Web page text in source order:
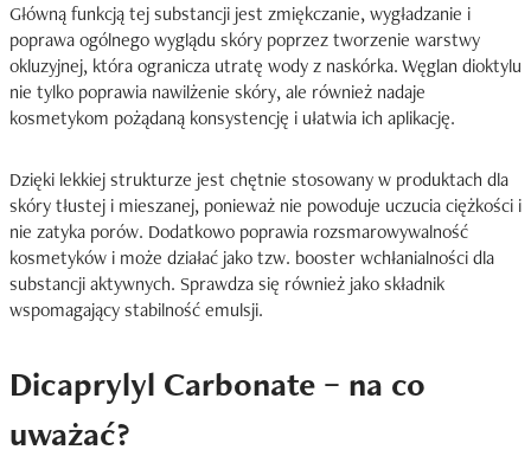
Główną funkcją tej substancji jest zmiękczanie, wygładzanie i
poprawa ogólnego wyglądu skóry poprzez tworzenie warstwy
okluzyjnej, która ogranicza utratę wody z naskórka. Węglan dioktylu
nie tylko poprawia nawilżenie skóry, ale również nadaje
kosmetykom pożądaną konsystencję i ułatwia ich aplikację.
Dzięki lekkiej strukturze jest chętnie stosowany w produktach dla
skóry tłustej i mieszanej, ponieważ nie powoduje uczucia ciężkości i
nie zatyka porów. Dodatkowo poprawia rozsmarowywalność
kosmetyków i może działać jako tzw. booster wchłanialności dla
substancji aktywnych. Sprawdza się również jako składnik
wspomagający stabilność emulsji.
Dicaprylyl Carbonate – na co
uważać?